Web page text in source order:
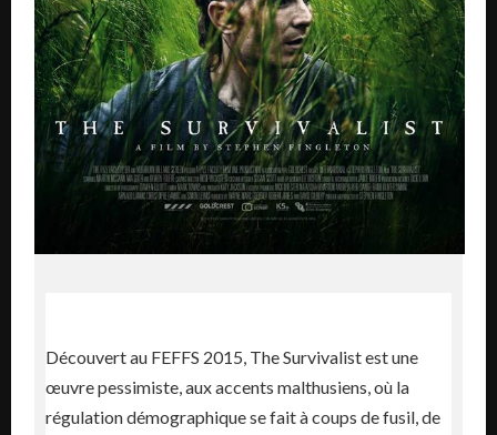
Découvert au FEFFS 2015, The Survivalist est une
œuvre pessimiste, aux accents malthusiens, où la
régulation démographique se fait à coups de fusil, de